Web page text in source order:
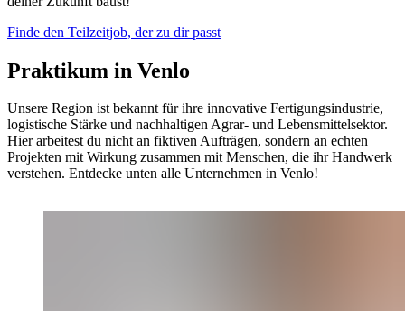
Finde den Teilzeitjob, der zu dir passt
Praktikum in Venlo
Unsere Region ist bekannt für ihre innovative Fertigungsindustrie,
logistische Stärke und nachhaltigen Agrar- und Lebensmittelsektor.
Hier arbeitest du nicht an fiktiven Aufträgen, sondern an echten
Projekten mit Wirkung zusammen mit Menschen, die ihr Handwerk
verstehen. Entdecke unten alle Unternehmen in Venlo!